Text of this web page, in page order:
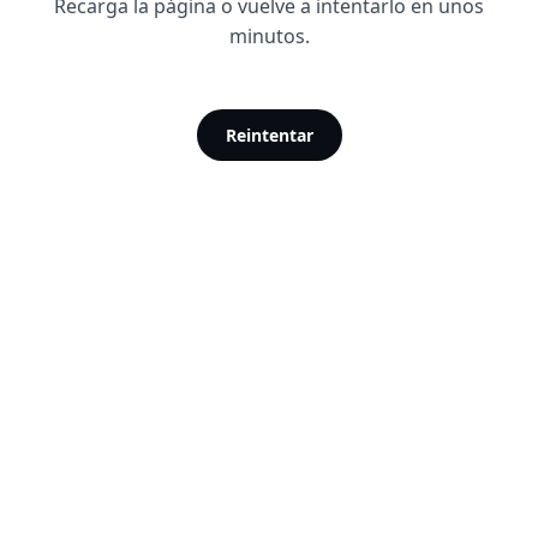
Recarga la página o vuelve a intentarlo en unos
minutos.
Reintentar